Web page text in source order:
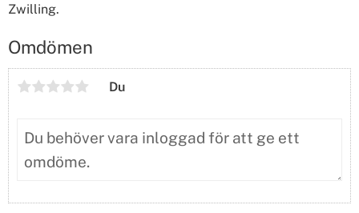
Zwilling.
Omdömen
Du